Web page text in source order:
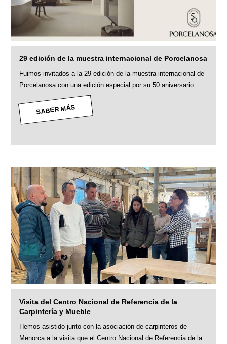
29 edición de la muestra internacional de Porcelanosa
Fuimos invitados a la 29 edición de la muestra internacional de
Porcelanosa con una edición especial por su 50 aniversario
SABER MÁS
Visita del Centro Nacional de Referencia de la
Carpintería y Mueble
Hemos asistido junto con la asociación de carpinteros de
Menorca a la visita que el Centro Nacional de Referencia de la